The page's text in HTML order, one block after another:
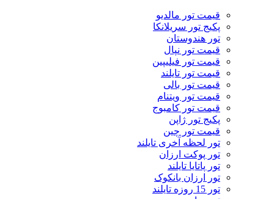
قیمت تور مالدیو
پکیج تور سریلانکا
تور هندوستان
قیمت تور نپال
قیمت تور فیلیپین
قیمت تور تایلند
قیمت تور بالی
قیمت تور ویتنام
قیمت تور کامبوج
پکیج تور ژاپن
قیمت تور چین
تور لحظه آخری تایلند
تور پوکت ارزان
تور پاتايا تايلند
تور ارزان بانکوک
تور 15 روزه تایلند